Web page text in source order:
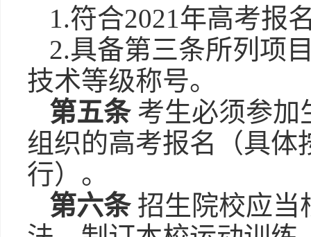
1.符合2021年高考报
2.具备第三条所列项
技术等级称号。
第五条考生必须参加
组织的高考报名（具体
行）。
第六条招生院校应当